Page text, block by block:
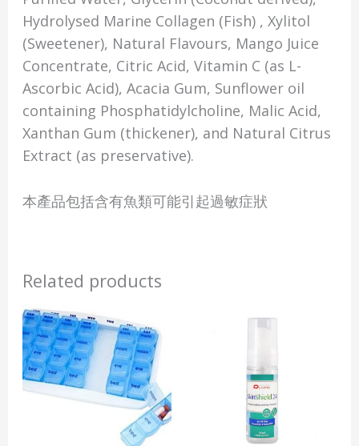
Hydrolysed Marine Collagen (Fish) , Xylitol
(Sweetener), Natural Flavours, Mango Juice
Concentrate, Citric Acid, Vitamin C (as L-
Ascorbic Acid), Acacia Gum, Sunflower oil
containing Phosphatidylcholine, Malic Acid,
Xanthan Gum (thickener), and Natural Citrus
Extract (as preservative).
本產品包括含有魚類可能引起過敏症狀
Related products